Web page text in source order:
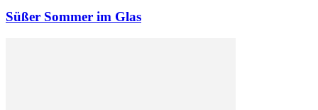
Süßer Sommer im Glas